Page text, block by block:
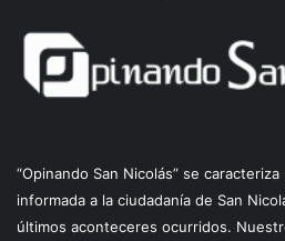
“Opinando San Nicolás” se
informada a la ciudadanía de San
últimos aconteceres ocurridos.